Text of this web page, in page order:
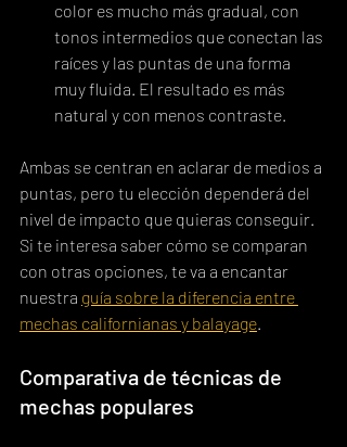
color es mucho más gradual, con
tonos intermedios que conectan las
raíces y las puntas de una forma
muy fluida. El resultado es más
natural y con menos contraste.
Ambas se centran en aclarar de medios a
puntas, pero tu elección dependerá del
nivel de impacto que quieras conseguir.
Si te interesa saber cómo se comparan
con otras opciones, te va a encantar
nuestra guía sobre la diferencia entre
mechas californianas y balayage
Comparativa de técnicas de
mechas populares